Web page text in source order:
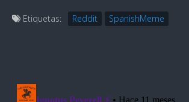
Etiquetas: Reddit SpanishMeme